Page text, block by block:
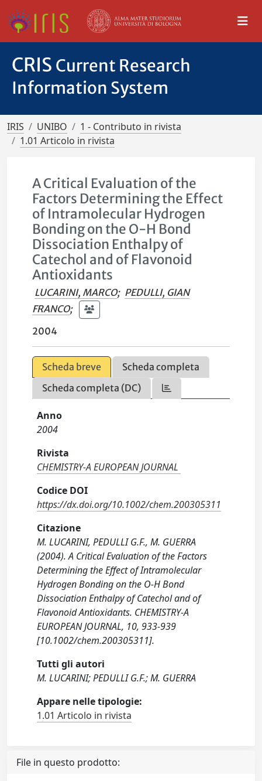
CRIS Current Research
Information System
IRIS UNIBO
1 - Contributo in rivista
1.01 Articolo in rivista
A Critical Evaluation of the
Factors Determining the Effect
of Intramolecular Hydrogen
Bonding on the O-H Bond
Dissociation Enthalpy of
Catechol and of Flavonoid
Antioxidants
LUCARINI, MARCO; PEDULLI, GIAN
FRANCO;
2004
Scheda breve
Scheda completa
Scheda completa (DC)
Anno
2004
Rivista
CHEMISTRY-A EUROPEAN JOURNAL
Codice DOI
https://dx.doi.org/10.1002/chem.200305311
Citazione
M. LUCARINI, PEDULLI G.F., M. GUERRA
(2004). A Critical Evaluation of the Factors
Determining the Effect of Intramolecular
Hydrogen Bonding on the O-H Bond
Dissociation Enthalpy of Catechol and of
Flavonoid Antioxidants. CHEMISTRY-A
EUROPEAN JOURNAL, 10, 933-939
[10.1002/chem.200305311].
Tutti gli autori
M. LUCARINI; PEDULLI G.F.; M. GUERRA
Appare nelle tipologie:
1.01 Articolo in rivista
File in questo prodotto: